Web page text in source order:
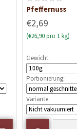
B
w
e
t
e
t
m
i
0
Pfeffernuss
€2,69
(€26,90 pro 1 kg)
Gewicht:
Portionierung:
Variante: